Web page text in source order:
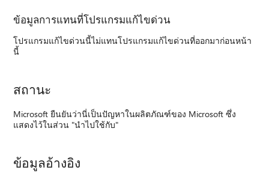
ข้อมูลการแทนที่โปรแกรมแก้ไขด่วน
โปรแกรมแก้ไขด่วนนี้ไม่แทนโปรแกรมแก้ไขด่วนที่ออกมาก่อนหน้า
นี้
สถานะ
Microsoft ยืนยันว่านี่เป็นปัญหาในผลิตภัณฑ์ของ Microsoft ซึ่ง
แสดงไว้ในส่วน "นำไปใช้กับ"
ข้อมูลอ้างอิง